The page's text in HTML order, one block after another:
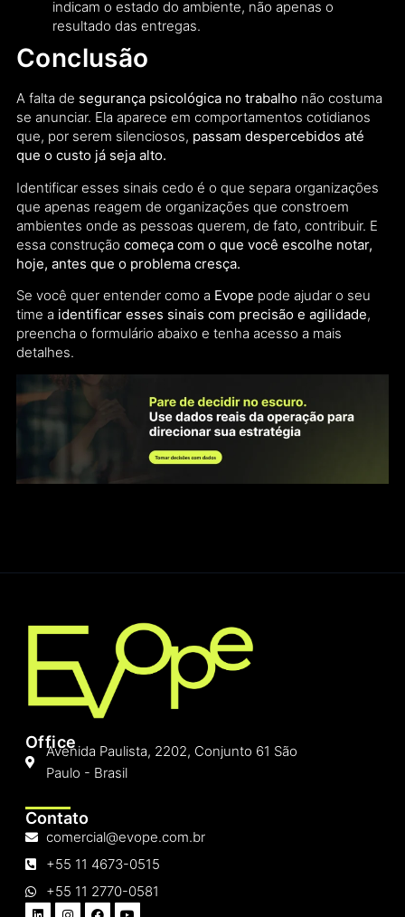
indicam o estado do ambiente, não apenas o
resultado das entregas.
Conclusão
A falta de segurança psicológica no trabalho não costuma
se anunciar. Ela aparece em comportamentos cotidianos
que, por serem silenciosos, passam despercebidos até
que o custo já seja alto.
Identificar esses sinais cedo é o que separa organizações
que apenas reagem de organizações que constroem
ambientes onde as pessoas querem, de fato, contribuir. E
essa construção começa com o que você escolhe notar,
hoje, antes que o problema cresça.
Se você quer entender como a Evope pode ajudar o seu
time a identificar esses sinais com precisão e agilidade,
preencha o formulário abaixo e tenha acesso a mais
detalhes.
Office
Avenida Paulista, 2202, Conjunto 61 São
Paulo - Brasil
Contato
comercial@evope.com.br
+55 11 4673-0515
+55 11 2770-0581